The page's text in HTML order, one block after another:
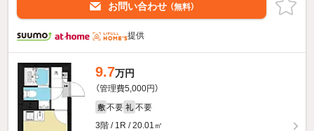
お問い合わせ （無料）
提供
9.7万円
（管理費5,000円）
敷 不要 礼 不要
3階 / 1R / 20.01㎡